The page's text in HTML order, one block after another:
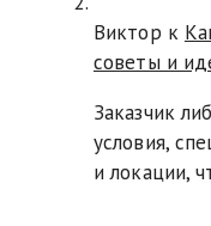
Виктор к
советы и
Заказчик
условия,
и локации,